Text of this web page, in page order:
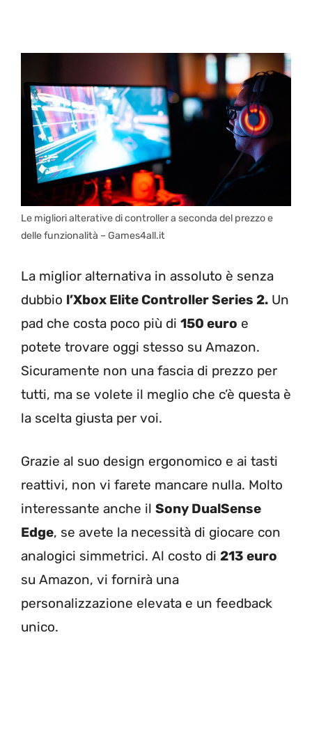
Le migliori alterative di controller a seconda del prezzo e
delle funzionalità – Games4all.it
La miglior alternativa in assoluto è senza
dubbio l’Xbox Elite Controller Series 2. Un
pad che costa poco più di 150 euro e
potete trovare oggi stesso su Amazon.
Sicuramente non una fascia di prezzo per
tutti, ma se volete il meglio che c’è questa è
la scelta giusta per voi.
Grazie al suo design ergonomico e ai tasti
reattivi, non vi farete mancare nulla. Molto
interessante anche il Sony DualSense
Edge, se avete la necessità di giocare con
analogici simmetrici. Al costo di 213 euro
su Amazon, vi fornirà una
personalizzazione elevata e un feedback
unico.